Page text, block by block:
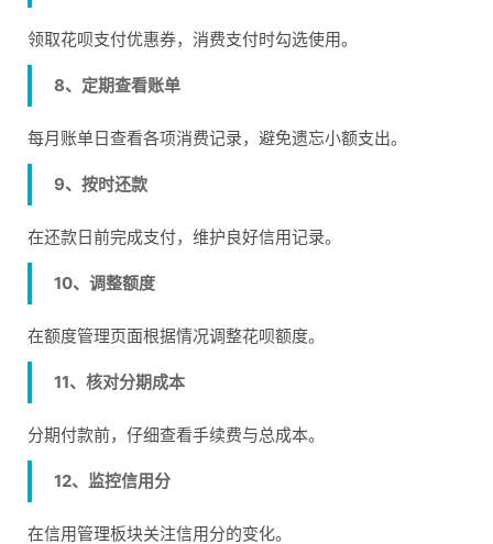
领取花呗支付优惠券，消费支付时勾选使用。
8、定期查看账单
每月账单日查看各项消费记录，避免遗忘小额支出。
9、按时还款
在还款日前完成支付，维护良好信用记录。
10、调整额度
在额度管理页面根据情况调整花呗额度。
11、核对分期成本
分期付款前，仔细查看手续费与总成本。
12、监控信用分
在信用管理板块关注信用分的变化。